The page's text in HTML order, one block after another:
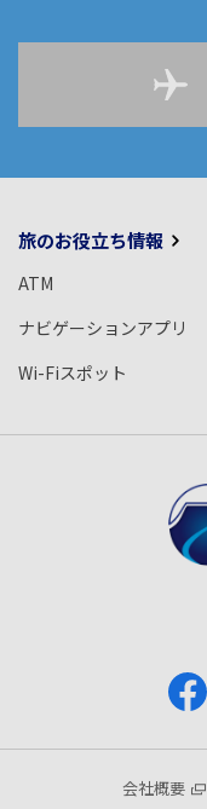
旅のお役立ち情報
ATM
ナビゲーションアプリ
Wi-Fiスポット
会社概要